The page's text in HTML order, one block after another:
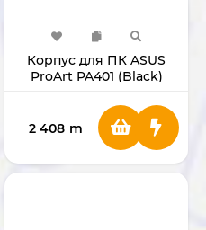
Корпус для ПК ASUS
ProArt PA401 (Black)
2 408 m